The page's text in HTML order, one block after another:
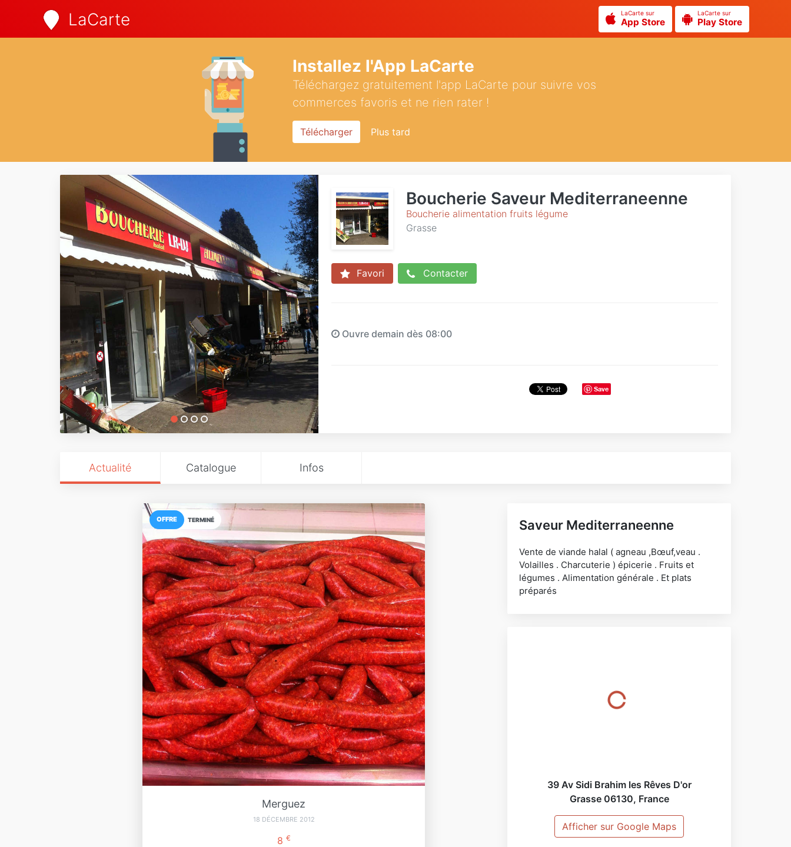
LaCarte LaCarte sur
App Store
LaCarte sur
Play Store
Installez l'App LaCarte
Téléchargez gratuitement l'app LaCarte pour suivre vos
commerces favoris et ne rien rater !
Télécharger Plus tard
Boucherie Saveur Mediterraneenne
Boucherie alimentation fruits légume
Grasse
Favori Contacter
Ouvre demain dès 08:00
Save
Actualité Catalogue Infos
TERMINÉ
OFFRE
Merguez
18 DÉCEMBRE 2012
8 €
Saveur Mediterraneenne
Vente de viande halal ( agneau ,Bœuf,veau .
Volailles . Charcuterie ) épicerie . Fruits et
légumes . Alimentation générale . Et plats
préparés
39 Av Sidi Brahim les Rêves D'or
Grasse 06130, France
Afficher sur Google Maps